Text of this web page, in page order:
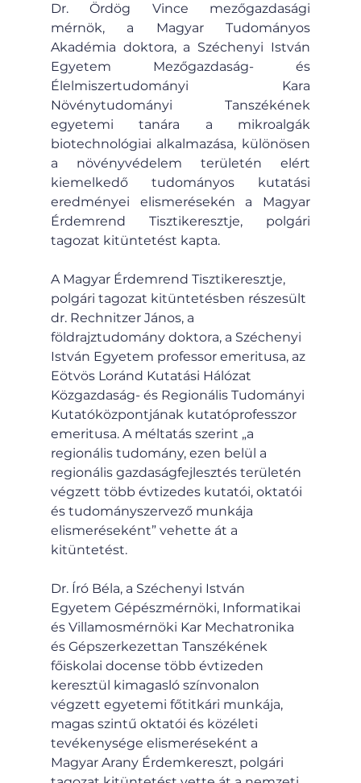
Dr. Ördög Vince mezőgazdasági
mérnök, a Magyar Tudományos
Akadémia doktora, a Széchenyi István
Egyetem Mezőgazdaság- és
Élelmiszertudományi Kara
Növénytudományi Tanszékének
egyetemi tanára a mikroalgák
biotechnológiai alkalmazása, különösen
a növényvédelem területén elért
kiemelkedő tudományos kutatási
eredményei elismerésekén a Magyar
Érdemrend Tisztikeresztje, polgári
tagozat kitüntetést kapta.
A Magyar Érdemrend Tisztikeresztje,
polgári tagozat kitüntetésben részesült
dr. Rechnitzer János, a
földrajztudomány doktora, a Széchenyi
István Egyetem professor emeritusa, az
Eötvös Loránd Kutatási Hálózat
Közgazdaság- és Regionális Tudományi
Kutatóközpontjának kutatóprofesszor
emeritusa. A méltatás szerint „a
regionális tudomány, ezen belül a
regionális gazdaságfejlesztés területén
végzett több évtizedes kutatói, oktatói
és tudományszervező munkája
elismeréseként” vehette át a
kitüntetést.
Dr. Író Béla, a Széchenyi István
Egyetem Gépészmérnöki, Informatikai
és Villamosmérnöki Kar Mechatronika
és Gépszerkezettan Tanszékének
főiskolai docense több évtizeden
keresztül kimagasló színvonalon
végzett egyetemi főtitkári munkája,
magas szintű oktatói és közéleti
tevékenysége elismeréseként a
Magyar Arany Érdemkereszt, polgári